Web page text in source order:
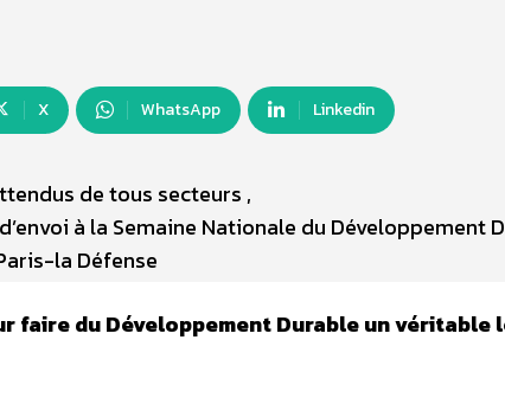
X WhatsApp Linkedin
de tous secteurs ,
à la Semaine Nationale du Développement
la Défense
faire du Développement Durable un véritable